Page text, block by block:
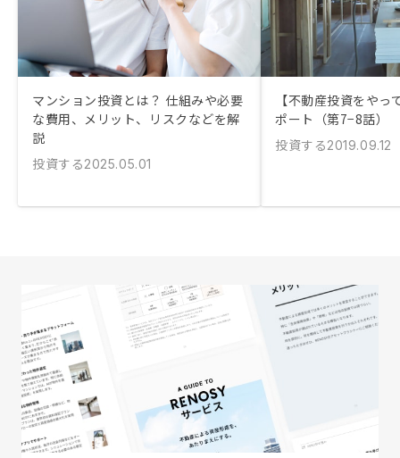
マンション投資とは？ 仕組みや必要
な費用、メリット、リスクなどを解
説
投資する2025.05.01
【不動産投資をやっ
ポート（第7−8話）
投資する2019.09.12